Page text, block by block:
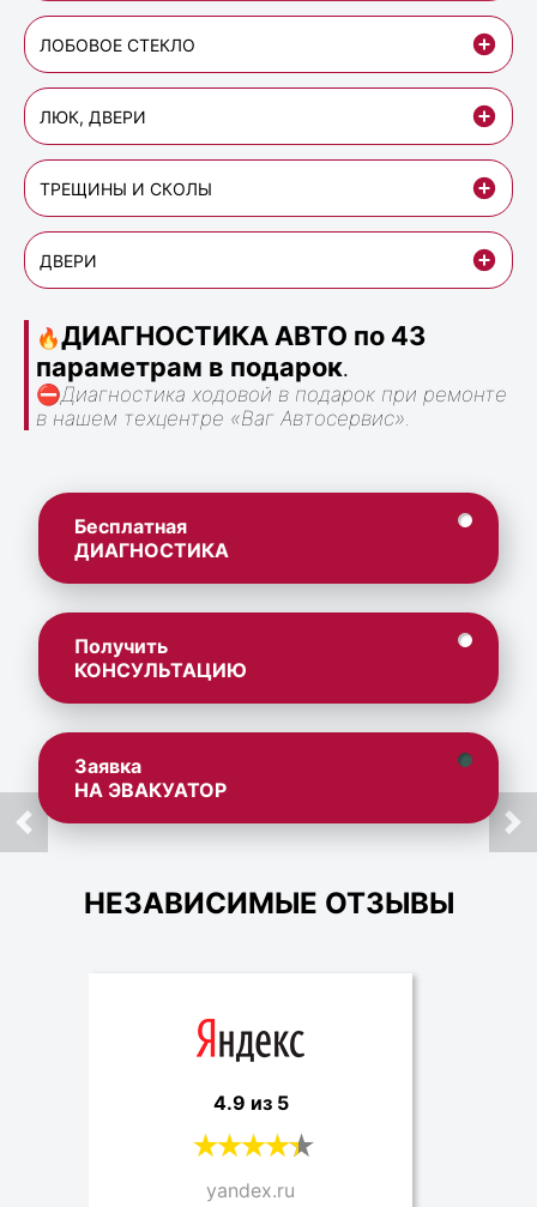
ЛОБОВОЕ СТЕКЛО
ЛЮК, ДВЕРИ
ТРЕЩИНЫ И СКОЛЫ
ДВЕРИ
🔥ДИАГНОСТИКА АВТО по 43
параметрам в подарок.
⛔Диагностика ходовой в подарок при ремонте
в нашем техцентре «Ваг Автосервис».
Бесплатная
ДИАГНОСТИКА
Получить
КОНСУЛЬТАЦИЮ
Заявка
НА ЭВАКУАТОР
НЕЗАВИСИМЫЕ ОТЗЫВЫ
4.9 из 5
yandex.ru